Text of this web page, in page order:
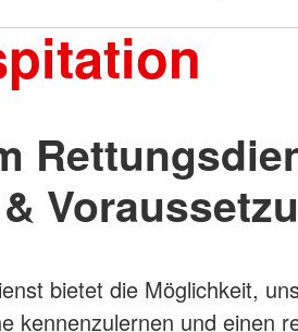
Kusel
24 - Lauterecken
bietet die Möglichkeit,
kennenzulernen und einen